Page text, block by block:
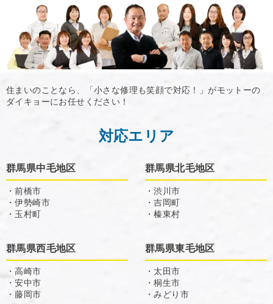
住まいのことなら、「小さな修理も笑顔で対応！」がモットーの
ダイキョーにお任せください！
対応エリア
群馬県中毛地区
・前橋市
・伊勢崎市
・玉村町
群馬県北毛地区
・渋川市
・吉岡町
・榛東村
群馬県西毛地区
・高崎市
・安中市
・藤岡市
群馬県東毛地区
・太田市
・桐生市
・みどり市